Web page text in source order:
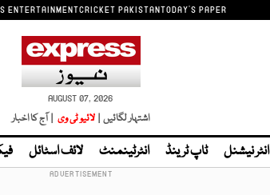
ENTERTAINMENTCRICKET PAKISTANTODAY'S PAPER
AUGUST 07, 2026
اشتہار لگائیں | لائیو ٹی وی | آج کا اخبار
انٹر نیشنل ٹاپ ٹرینڈ انٹرٹینمنٹ لائف اسٹائل